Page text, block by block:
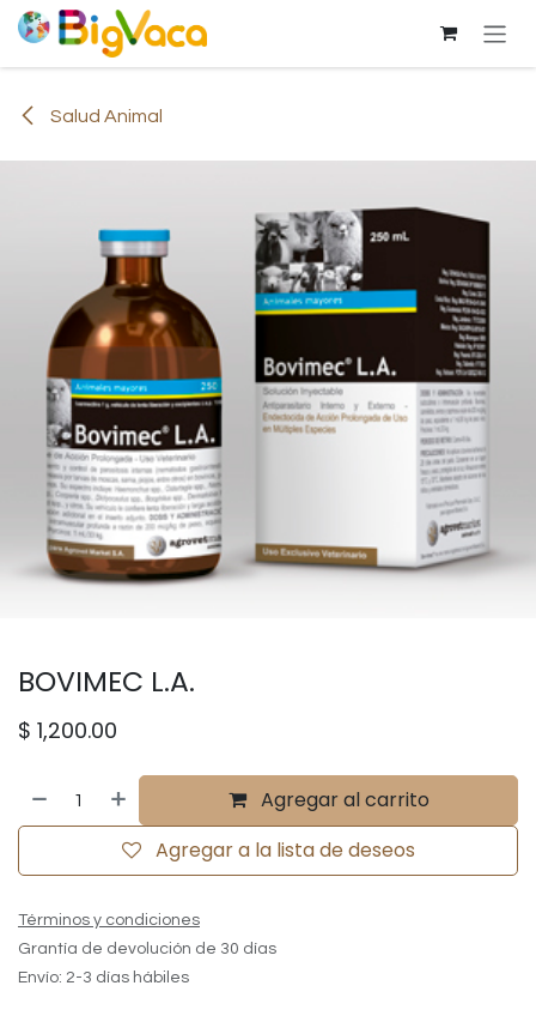
Ir al contenido
Salud Animal
BOVIMEC L.A.
$ 1,200.00
Agregar al carrito
Agregar a la lista de deseos
Términos y condiciones
Grantía de devolución de 30 días
Envío: 2-3 días hábiles